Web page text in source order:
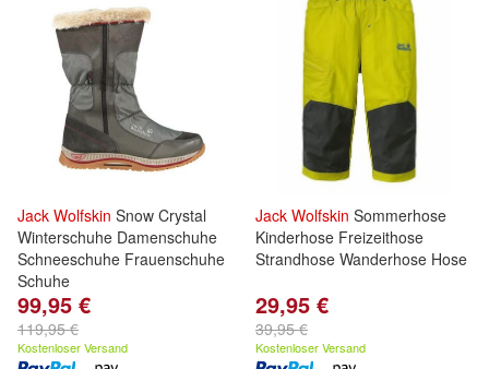
Jack Wolfskin Snow Crystal
Winterschuhe Damenschuhe
Schneeschuhe Frauenschuhe
Schuhe
99,95 €
119,95 €
Kostenloser Versand
Jack Wolfskin Sommerhose
Kinderhose Freizeithose
Strandhose Wanderhose Hose
29,95 €
39,95 €
Kostenloser Versand